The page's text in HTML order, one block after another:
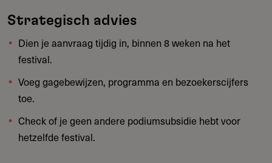
Strategisch advies
Dien je aanvraag tijdig in, binnen 8 weken na het
festival.
Voeg gagebewijzen, programma en bezoekerscijfers
toe.
Check of je geen andere podiumsubsidie hebt voor
hetzelfde festival.